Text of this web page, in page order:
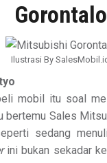
Gorontalo
Ilustrasi By
mobil itu soal
bertemu Sales
sedang
ini bukan sekadar